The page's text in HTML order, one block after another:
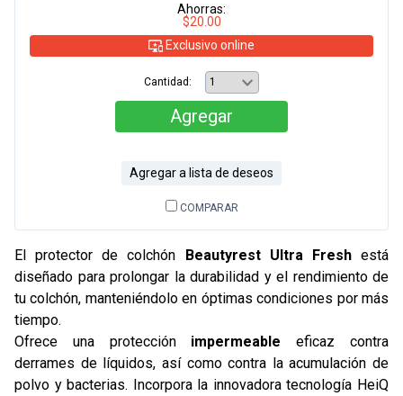
Ahorras:
$20.00
Exclusivo online
Cantidad:
Agregar
Agregar a lista de deseos
COMPARAR
El protector de colchón Beautyrest Ultra Freshestá
diseñado para prolongar la durabilidad y el rendimiento de
tu colchón, manteniéndolo en óptimas condiciones por más
tiempo.
Ofrece una protección impermeableeficaz contra
derrames de líquidos, así como contra la acumulación de
polvo y bacterias. Incorpora la innovadora tecnología HeiQ